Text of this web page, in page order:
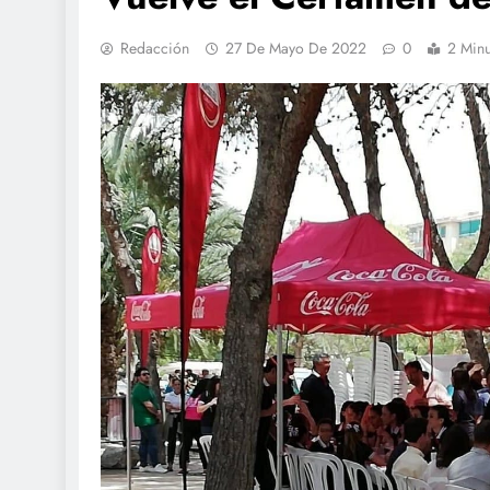
Redacción 27 De Mayo De 2022 0 2